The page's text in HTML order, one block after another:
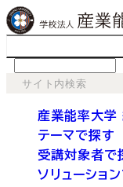
産業能率大学
テーマで探す
受講対象者で
ソリューショ